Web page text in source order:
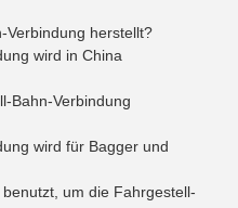
Verbindung herstellt?
wird in China
Bahn-Verbindung
wird für Bagger und
um die Fahrgestell-